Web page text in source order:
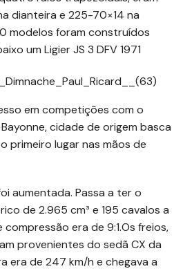
dianteira e 225-70×14 na
modelos foram construídos
um Ligier JS 3 DFV 1971
em competições com o
cidade de origem basca
primeiro lugar nas mãos de
aumentada. Passa a ter o
de 2.965 cm³ e 195 cavalos a
era de 9:1.Os freios,
provenientes do sedã CX da
era de 247 km/h e chegava a